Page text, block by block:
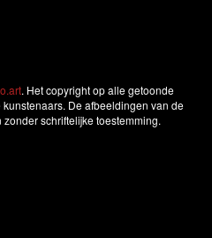
. Het copyright op alle getoonde
De afbeeldingen van de
schriftelijke toestemming.